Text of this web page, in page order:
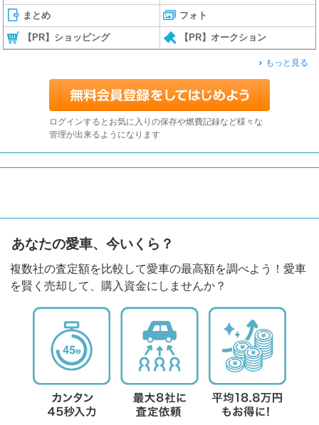
まとめ フォト
【PR】ショッピング 【PR】オークション
もっと見る
ログインするとお気に入りの保存や燃費記録など様々な
管理が出来るようになります
あなたの愛車、今いくら？
複数社の査定額を比較して愛車の最高額を調べよう！愛車
を賢く売却して、購入資金にしませんか？